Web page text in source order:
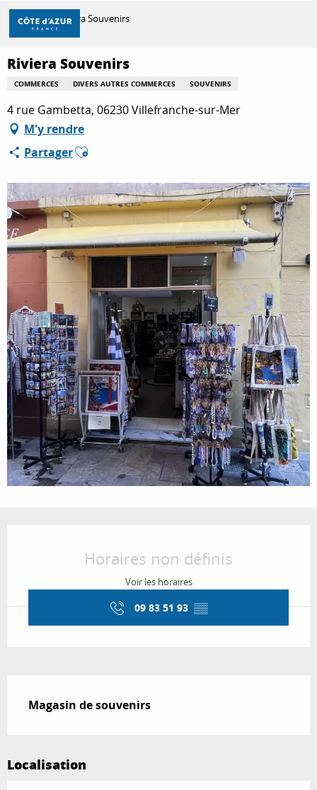
Aller
contenu
principal
DÉCOUVRIR
À FAIRE
SÉJOURNER
Accueil Riviera Souvenirs
Riviera Souvenirs
COMMERCES DIVERS AUTRES COMMERCES SOUVENIRS
4 rue Gambetta, 06230 Villefranche-sur-Mer
M'y rendre
PartagerAjouter aux favoris
Horaires non définis
Voir les horaires
09 83 51 93 ▒▒
Magasin de souvenirs
Localisation